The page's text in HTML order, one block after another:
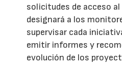
solicitudes de acceso al
designará a los
supervisar cada
emitir informes y
evolución de los